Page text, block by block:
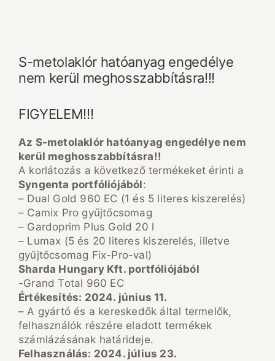
S-metolaklór hatóanyag engedélye
nem kerül meghosszabbításra!!!
FIGYELEM!!!
Az S-metolaklór hatóanyag engedélye nem
kerül meghosszabbításra!!
A korlátozás a következő termékeket érinti a
Syngenta portfóliójából:
– Dual Gold 960 EC (1 és 5 literes kiszerelés)
– Camix Pro gyűjtőcsomag
– Gardoprim Plus Gold 20 l
– Lumax (5 és 20 literes kiszerelés, illetve
gyűjtőcsomag Fix-Pro-val)
Sharda Hungary Kft. portfóliójából
-Grand Total 960 EC
Értékesítés: 2024. június 11.
– A gyártó és a kereskedők által termelők,
felhasználók részére eladott termékek
számlázásának határideje.
Felhasználás: 2024. július 23.